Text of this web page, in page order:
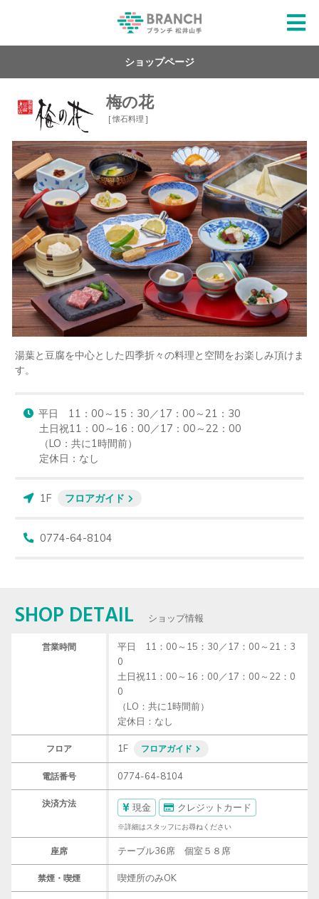
ショップページ
梅の花
[ 懐石料理 ]
湯葉と豆腐を中心とした四季折々の料理と空間をお楽しみ頂けま
す。
平日　11：00～15：30／17：00～21：30
土日祝11：00～16：00／17：00～22：00
（LO：共に1時間前）
定休日：なし
1F フロアガイド
0774-64-8104
SHOP DETAIL ショップ情報
営業時間
平日　11：00～15：30／17：00～21：3
0
土日祝11：00～16：00／17：00～22：0
0
（LO：共に1時間前）
定休日：なし
フロア 1F フロアガイド
電話番号 0774-64-8104
決済方法 現金 クレジットカード
※詳細はスタッフにお尋ねください
座席 テーブル36席 個室５８席
禁煙・喫煙 喫煙所のみOK